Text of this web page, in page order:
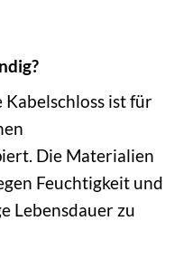
Kabelschloss ist für
Die Materialien
Feuchtigkeit und
Lebensdauer zu